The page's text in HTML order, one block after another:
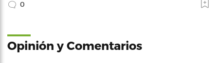
0
Opinión y Comentarios